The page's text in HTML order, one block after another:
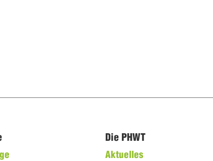
Die PHWT
Aktuelles